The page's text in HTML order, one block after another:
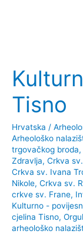
Tisno
Hrvatska /
Arheološko
trgovačkog broda,
Zdravlja, Crkva
Crkva sv. Ivana
Nikole, Crkva sv.
crkve sv. Frane,
Kulturno -
cjelina Tisno,
arheološko